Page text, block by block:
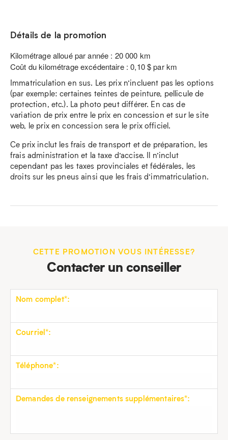
Détails de la promotion
Kilométrage alloué par année : 20 000 km
Coût du kilométrage excédentaire : 0,10 $ par km
Immatriculation en sus. Les prix n’incluent pas les options
(par exemple: certaines teintes de peinture, pellicule de
protection, etc.). La photo peut différer. En cas de
variation de prix entre le prix en concession et sur le site
web, le prix en concession sera le prix officiel.
Ce prix inclut les frais de transport et de préparation, les
frais administration et la taxe d’accise. Il n’inclut
cependant pas les taxes provinciales et fédérales, les
droits sur les pneus ainsi que les frais d’immatriculation.
CETTE PROMOTION VOUS INTÉRESSE?
Contacter un conseiller
Nom complet*:
Courriel*:
Téléphone*:
Demandes de renseignements supplémentaires*: